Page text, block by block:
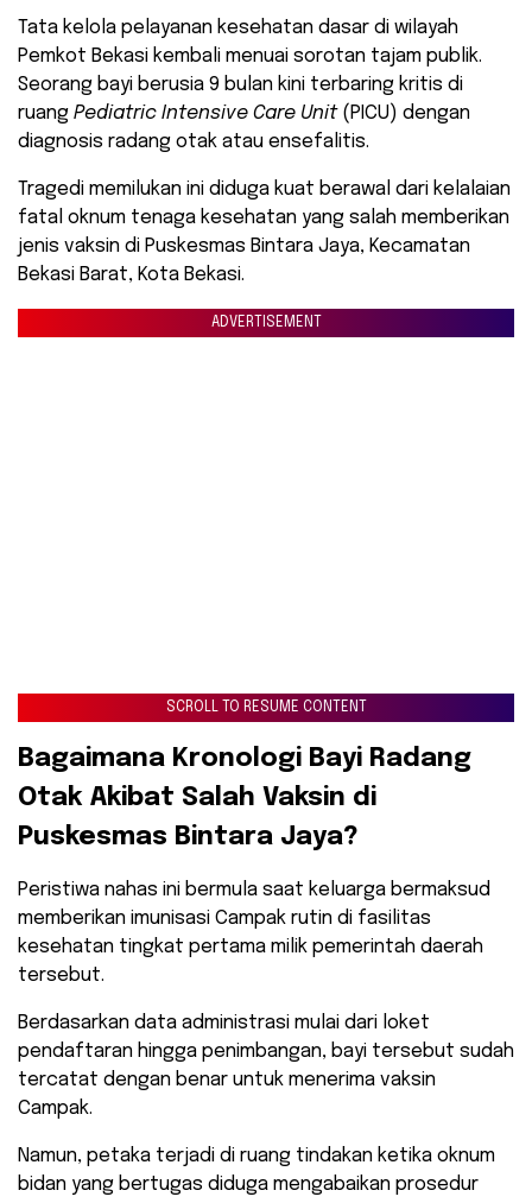
​Tata kelola pelayanan kesehatan dasar di wilayah
Pemkot Bekasi kembali menuai sorotan tajam publik.
Seorang bayi berusia 9 bulan kini terbaring kritis di
ruang Pediatric Intensive Care Unit(PICU) dengan
diagnosis radang otak atau ensefalitis.
Tragedi memilukan ini diduga kuat berawal dari kelalaian
fatal oknum tenaga kesehatan yang salah memberikan
jenis vaksin di Puskesmas Bintara Jaya, Kecamatan
Bekasi Barat, Kota Bekasi.
ADVERTISEMENT
SCROLL TO RESUME CONTENT
​Bagaimana Kronologi Bayi Radang
Otak Akibat Salah Vaksin di
Puskesmas Bintara Jaya?
​Peristiwa nahas ini bermula saat keluarga bermaksud
memberikan imunisasi Campak rutin di fasilitas
kesehatan tingkat pertama milik pemerintah daerah
tersebut.
Berdasarkan data administrasi mulai dari loket
pendaftaran hingga penimbangan, bayi tersebut sudah
tercatat dengan benar untuk menerima vaksin
Campak.
Namun, petaka terjadi di ruang tindakan ketika oknum
bidan yang bertugas diduga mengabaikan prosedur